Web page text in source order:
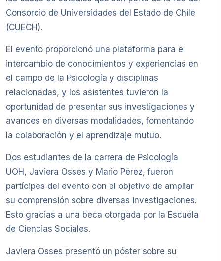
Consorcio de Universidades del Estado de Chile
(CUECH).
El evento proporcionó una plataforma para el
intercambio de conocimientos y experiencias en
el campo de la Psicología y disciplinas
relacionadas, y los asistentes tuvieron la
oportunidad de presentar sus investigaciones y
avances en diversas modalidades, fomentando
la colaboración y el aprendizaje mutuo.
Dos estudiantes de la carrera de Psicología
UOH, Javiera Osses y Mario Pérez, fueron
partícipes del evento con el objetivo de ampliar
su comprensión sobre diversas investigaciones.
Esto gracias a una beca otorgada por la Escuela
de Ciencias Sociales.
Javiera Osses presentó un póster sobre su